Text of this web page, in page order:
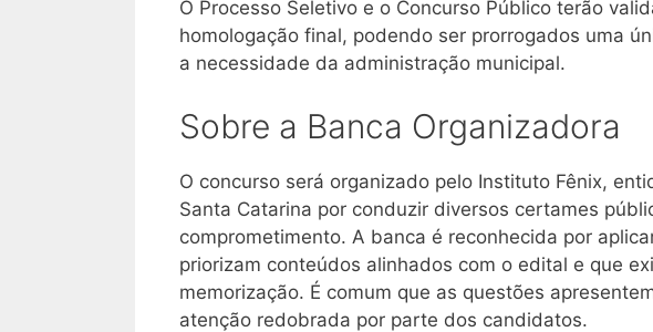
O Processo Seletivo e o Concurso Público terão
homologação final, podendo ser prorrogados uma
a necessidade da administração municipal.
Sobre a Banca Organizadora
O concurso será organizado pelo Instituto Fênix,
Santa Catarina por conduzir diversos certames
comprometimento. A banca é reconhecida por
priorizam conteúdos alinhados com o edital e que
memorização. É comum que as questões
atenção redobrada por parte dos candidatos.